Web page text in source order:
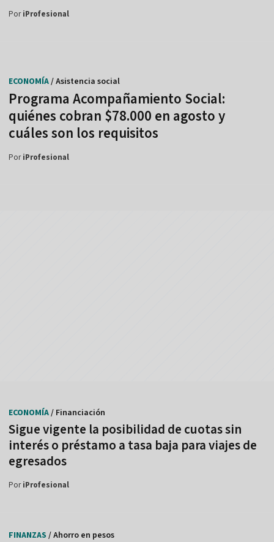
PoriProfesional
Programa Acompañamiento Social:
quiénes cobran $78.000 en agosto y
cuáles son los requisitos
ECONOMÍA/ Asistencia social
PoriProfesional
Sigue vigente la posibilidad de cuotas sin
interés o préstamo a tasa baja para viajes de
egresados
ECONOMÍA/ Financiación
PoriProfesional
FINANZAS / Ahorro en pesos